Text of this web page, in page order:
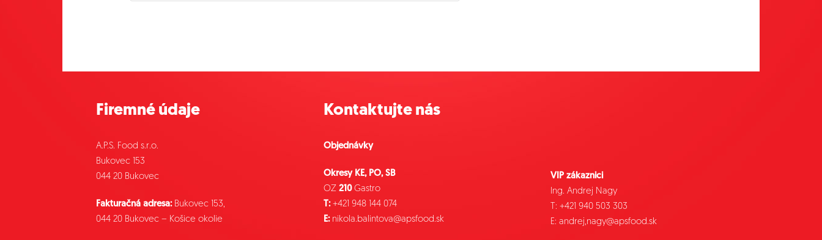
Firemné údaje
A.P.S. Food s.r.o.
Bukovec 153
044 20 Bukovec
Fakturačná adresa:Bukovec 153,
044 20 Bukovec – Košice okolie
Kontaktujte nás
Objednávky
Okresy KE, PO, SB
OZ 210Gastro
T: +421 948 144 074
E: nikola.balintova@apsfood.sk
VIP zákaznici
Ing. Andrej Nagy
T: +421 940 503 303
E: andrej,nagy@apsfood.sk